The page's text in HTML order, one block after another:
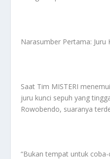
Narasumber Pertama: Juru
Saat Tim MISTERI
juru kunci sepuh yang
Rowobendo, suaranya
“Bukan tempat untuk